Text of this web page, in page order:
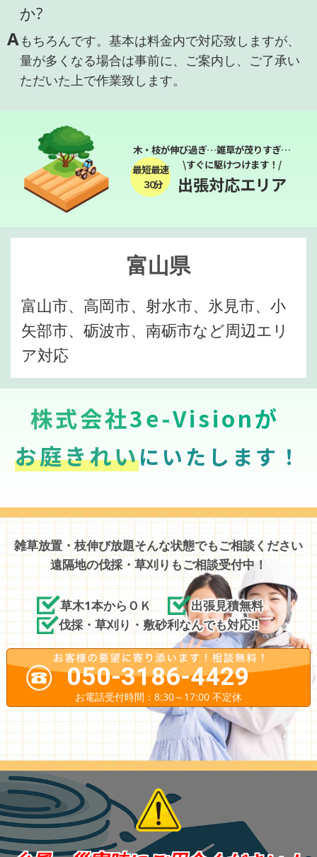
か?
Aもちろんです。基本は料金内で対応致しますが、
量が多くなる場合は事前に、ご案内し、ご了承い
ただいた上で作業致します。
木・枝が伸び過ぎ…雑草が茂りすぎ…
最短最速
３０分
\すぐに駆けつけます！/
出張対応エリア
富山県
富山市、高岡市、射水市、氷見市、小
矢部市、砺波市、南砺市など周辺エリ
ア対応
株式会社3e-Visionが
お庭きれいにいたします！
雑草放置・枝伸び放題そんな状態でもご相談ください
遠隔地の伐採・草刈りもご相談受付中！
草木1本からＯＫ
出張見積無料
伐採・草刈り・敷砂利なんでも対応!!
050-3186-4429
お電話受付時間：8:30～17:00 不定休